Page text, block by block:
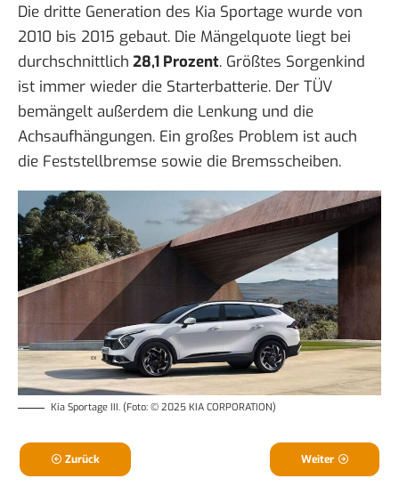
Die dritte Generation des Kia Sportage wurde von
2010 bis 2015 gebaut. Die Mängelquote liegt bei
durchschnittlich 28,1 Prozent. Größtes Sorgenkind
ist immer wieder die Starterbatterie. Der TÜV
bemängelt außerdem die Lenkung und die
Achsaufhängungen. Ein großes Problem ist auch
die Feststellbremse sowie die Bremsscheiben.
Kia Sportage III. (Foto: © 2025 KIA CORPORATION)
Zurück Weiter